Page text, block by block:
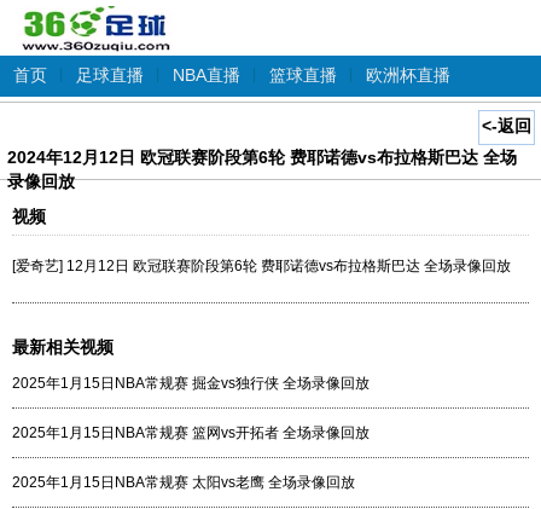
首页 足球直播 NBA直播 篮球直播 欧洲杯直播
<-返回
2024年12月12日 欧冠联赛阶段第6轮 费耶诺德vs布拉格斯巴达 全场
录像回放
视频
[爱奇艺] 12月12日 欧冠联赛阶段第6轮 费耶诺德vs布拉格斯巴达 全场录像回放
最新相关视频
2025年1月15日NBA常规赛 掘金vs独行侠 全场录像回放
2025年1月15日NBA常规赛 篮网vs开拓者 全场录像回放
2025年1月15日NBA常规赛 太阳vs老鹰 全场录像回放